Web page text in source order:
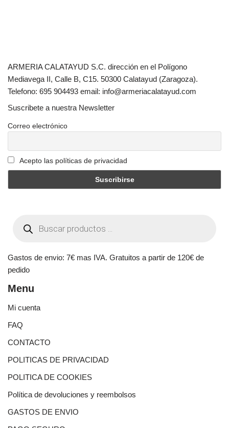
ARMERIA CALATAYUD S.C. dirección en el Polígono
Mediavega II, Calle B, C15. 50300 Calatayud (Zaragoza).
Telefono: 695 904493 email: info@armeriacalatayud.com
Suscribete a nuestra Newsletter
Correo electrónico
Acepto las políticas de privacidad
Gastos de envio: 7€ mas IVA. Gratuitos a partir de 120€ de
pedido
Menu
Mi cuenta
FAQ
CONTACTO
POLITICAS DE PRIVACIDAD
POLITICA DE COOKIES
Política de devoluciones y reembolsos
GASTOS DE ENVIO